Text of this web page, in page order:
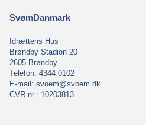
SvømDanmark
Idrættens Hus
Brøndby Stadion 20
2605 Brøndby
Telefon: 4344 0102
E-mail: svoem@svoem.dk
CVR-nr.: 10203813